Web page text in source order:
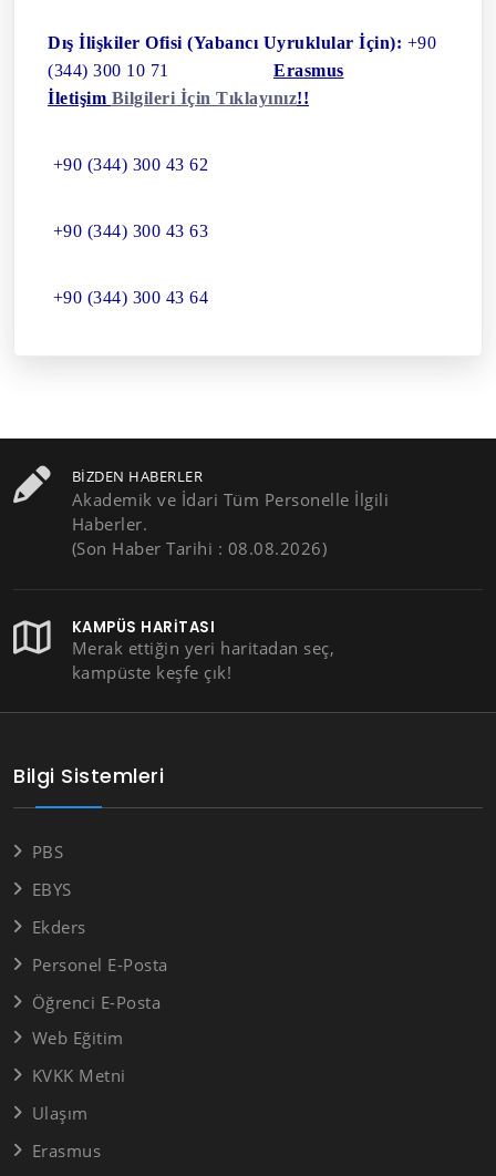
Dış İlişkiler Ofisi (Yabancı Uyruklular İçin): +90
(344) 300 10 71 Erasmus
İletişim Bilgileri İçin Tıklayınız!!
+90 (344) 300 43 62
+90 (344) 300 43 63
+90 (344) 300 43 64
BIZDEN HABERLER
Akademik ve İdari Tüm Personelle İlgili
Haberler.
(Son Haber Tarihi : 08.08.2026)
KAMPÜS HARITASI
Merak ettiğin yeri haritadan seç,
kampüste keşfe çık!
Bilgi Sistemleri
PBS
EBYS
Ekders
Personel E-Posta
Öğrenci E-Posta
Web Eğitim
KVKK Metni
Ulaşım
Erasmus